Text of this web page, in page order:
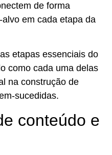
de forma
em cada etapa da
etapas essenciais do
como cada uma delas
na construção de
sucedidas.
conteúdo e